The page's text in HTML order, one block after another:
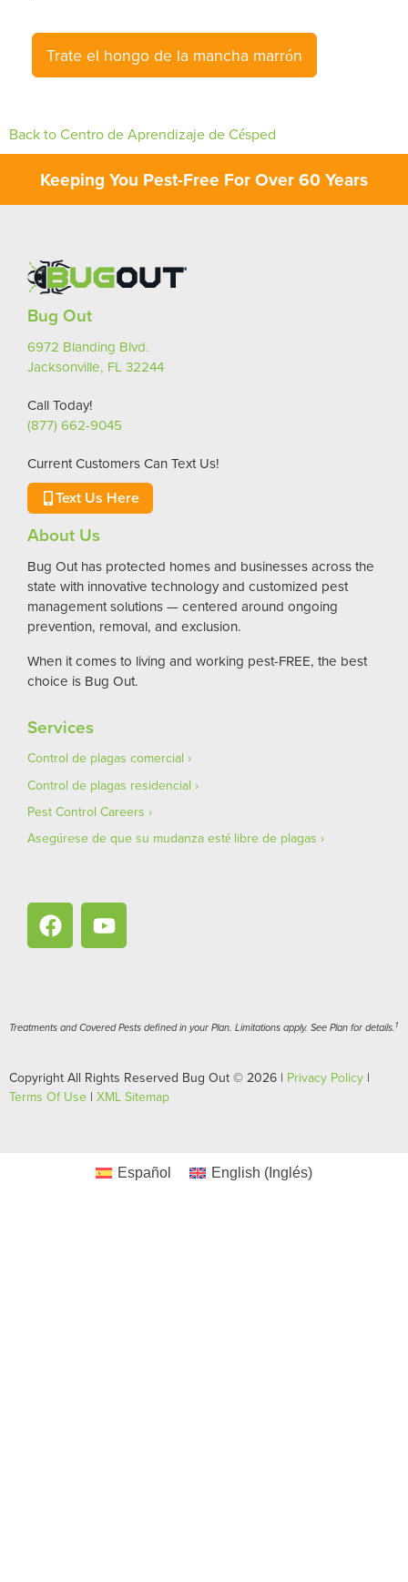
Trate el hongo de la mancha marrón
Back to Centro de Aprendizaje de Césped
Keeping You Pest-Free For Over 60 Years
Bug Out
6972 Blanding Blvd.
Jacksonville, FL 32244
Call Today!
(877) 662-9045
Current Customers Can Text Us!
Text Us Here
About Us
Bug Out has protected homes and businesses across the
state with innovative technology and customized pest
management solutions — centered around ongoing
prevention, removal, and exclusion.
When it comes to living and working pest-FREE, the best
choice is Bug Out.
Services
Control de plagas comercial
Control de plagas residencial
Pest Control Careers
Asegúrese de que su mudanza esté libre de plagas
Treatments and Covered Pests defined in your Plan. Limitations apply. See Plan for details. 1
Copyright All Rights Reserved Bug Out © 2026 | Privacy Policy |
Terms Of Use | XML Sitemap
Español English ( Inglés)